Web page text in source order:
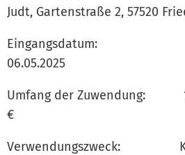
Judt, Gartenstraße 2, 57520
Eingangsdatum:
Umfang der Zuwendung:
€
Verwendungszweck: